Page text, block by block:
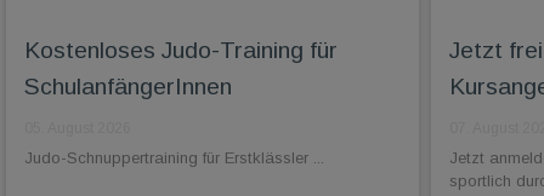
Kostenloses Judo-Training für
SchulanfängerInnen
Judo-Schnuppertraining für Erstklässler ...
Jetzt
Jetzt
sportlich